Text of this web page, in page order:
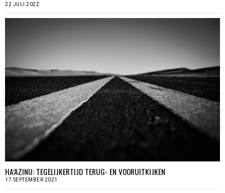
22 JULI 2022
HA’AZINU: TEGELIJKERTIJD TERUG- EN VOORUITKIJKEN
17 SEPTEMBER 2021